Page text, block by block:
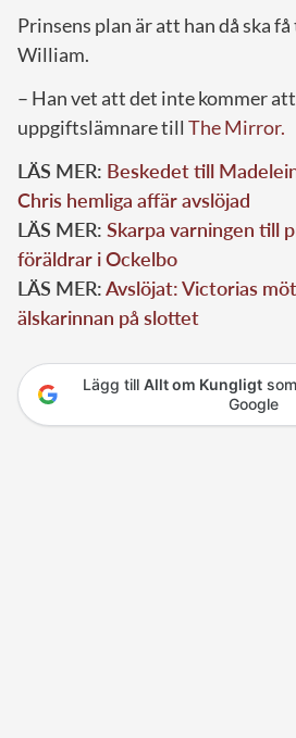
Prinsens plan är att han då ska
William.
– Han vet att det inte kommer
uppgiftslämnare till The Mirror.
LÄS MER: Beskedet till
Chris hemliga affär avslöjad
LÄS MER: Skarpa varningen till
föräldrar i Ockelbo
LÄS MER:Avslöjat: Victorias
älskarinnan på slottet
Lägg till Allt om Kungligt
Google